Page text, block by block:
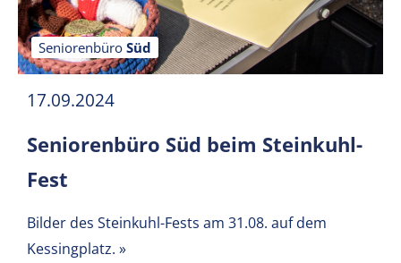
Seniorenbüro Süd
17.09.2024
Seniorenbüro Süd beim Steinkuhl-
Fest
Bilder des Steinkuhl-Fests am 31.08. auf dem
Kessingplatz. »